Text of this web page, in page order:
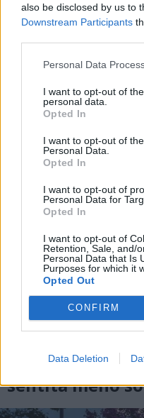
also be disclosed by us to
Downstream Participants
Personal Data
I want to opt-out of
personal data.
Opted In
I want to opt-out of
Personal Data.
Opted In
I want to opt-out of
Personal Data for
Opted In
I want to opt-out of
Retention, Sale, and/
Personal Data that Is
Purposes for which it
Opted Out
CONFIRM
Data Deletion
LUINO
Luino
Giuseppina
scuola,
LUINO
La scrittrice
presenta a
sentita meno